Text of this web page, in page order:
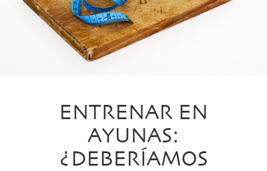
ENTRENAR EN
AYUNAS:
¿DEBERÍAMOS